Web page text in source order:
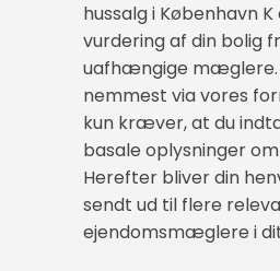
hussalg i København
vurdering af din bolig
uafhængige mæglere.
nemmest via vores
kun kræver, at du
basale oplysninger
Herefter bliver din
sendt ud til flere
ejendomsmæglere i